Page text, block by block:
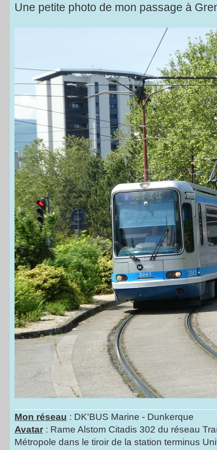
Une petite photo de mon passage à
Mon réseau : DK'BUS Marine - Dunkerque
Avatar : Rame Alstom Citadis 302 du réseau
Métropole dans le tiroir de la station terminus